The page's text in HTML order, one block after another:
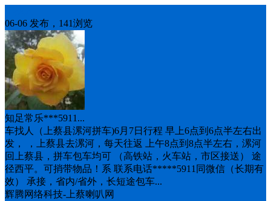
06-06 发布，141浏览
知足常乐***5911...
车找人（上蔡县漯河拼车)6月7日行程 早上6点到6点半左右出
发， ，上蔡县去漯河，每天往返 上午8点到8点半左右，漯河
回上蔡县，拼车包车均可 （高铁站，火车站，市区接送） 途
径西平。可捎带物品！系 联系电话*****5911同微信（长期有
效） 承接，省内/省外，长短途包车...
辉腾网络科技-上蔡喇叭网